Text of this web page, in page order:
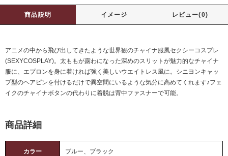
商品説明 イメージ レビュー(0)
アニメの中から飛び出してきたような世界観のチャイナ服風セクシーコスプレ
(SEXYCOSPLAY)。太ももが露わになった深めのスリットが魅力的なチャイナ
服に、エプロンを身に着ければ強く美しいウエイトレス風に。シニヨンキャッ
プ型のヘアピンを付けるだけで異空間にいるような気分に高めてくれます♪フェ
イクのチャイナボタンの代わりに着脱は背中ファスナーで可能。
商品詳細
カラー ブルー、ブラック